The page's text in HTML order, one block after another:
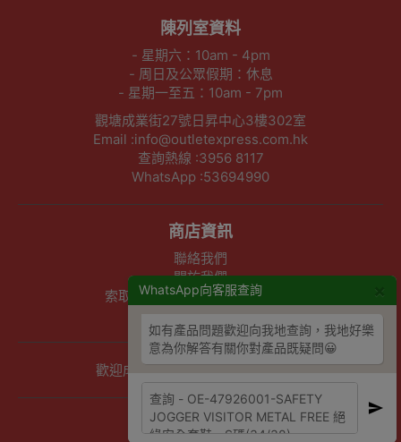
WhatsApp向客服查詢
如有產品問題歡迎向我地查詢，我地好樂
意為你解答有關你對產品既疑問😀
陳列室資料
- 星期六：10am - 4pm
- 周日及公眾假期：休息
- 星期一至五：10am - 7pm
觀塘成業街27號日昇中心3樓302室
Email :info@outletexpress.com.hk
查詢熱線 :3956 8117
WhatsApp :53694990
商店資訊
聯絡我們
關於我們
索取報價 公司、學校或機構採購
歡迎成為Outlet Express HK供應商
其他資訊